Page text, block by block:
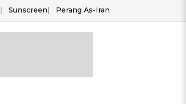
Sunscreen Perang As-Iran